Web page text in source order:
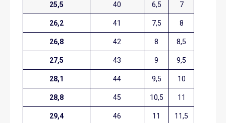
25,5 40 6,5 7
26,2 41 7,5 8
26,8 42 8 8,5
27,5 43 9 9,5
28,1 44 9,5 10
28,8 45 10,5 11
29,4 46 11 11,5